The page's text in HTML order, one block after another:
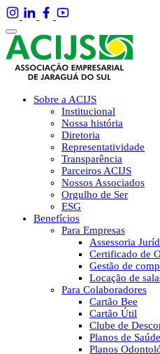
Sobre a ACIJS
Institucional
Nossa história
Diretoria
Representatividade
Transparência
Parceiros ACIJS
Nossos Associados
Orgulho de Ser
ESG
Benefícios
Para Empresas
Assessoria
Certificado de
Gestão de
Locação de
Para Colaboradores
Cartão Bee
Cartão Útil
Clube de
Planos de Saúde
Planos